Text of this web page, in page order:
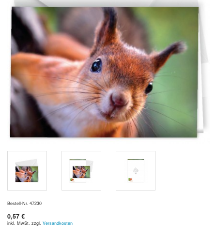
Bestell-Nr. 47230
0,57 €
inkl. MwSt. zzgl. Versandkosten